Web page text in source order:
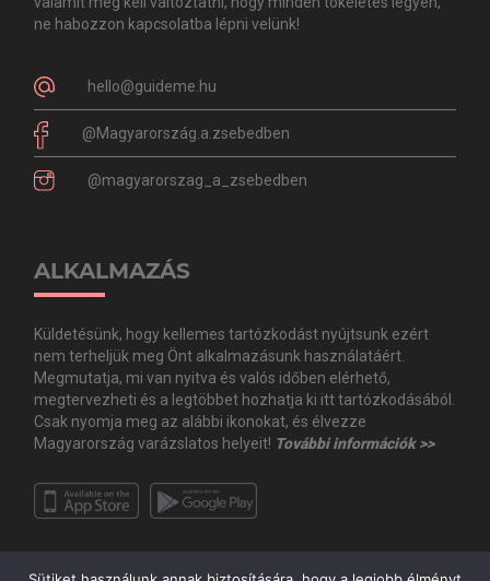
ne habozzon kapcsolatba lépni velünk!
hello@guideme.hu
@Magyarország.a.zsebedben
@magyarorszag_a_zsebedben
ALKALMAZÁS
Küldetésünk, hogy kellemes tartózkodást nyújtsunk ezért
nem terheljük meg Önt alkalmazásunk használatáért.
Megmutatja, mi van nyitva és valós időben elérhető,
megtervezheti és a legtöbbet hozhatja ki itt tartózkodásából.
Csak nyomja meg az alábbi ikonokat, és élvezze
Magyarország varázslatos helyeit! További információk >>